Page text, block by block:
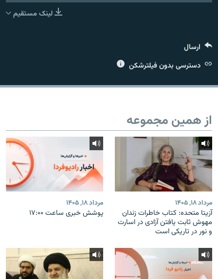
لینک مستقیم
ارسال
دسترسی بدون فیلترشکن
از همین مجموعه
مرداد ۱۸, ۱۴۰۵
آزیتا متحده: کتاب خاطرات زندان
مهوش ثابت یافتن آزادی در اسارت
و نور در تاریکی است
مرداد ۱۸, ۱۴۰۵
پوشش خبری ساعت ۱۷:۰۰